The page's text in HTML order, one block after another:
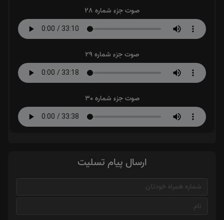
صوت جزء شماره 28
صوت جزء شماره 29
صوت جزء شماره 30
ارسال پیام تسلیت